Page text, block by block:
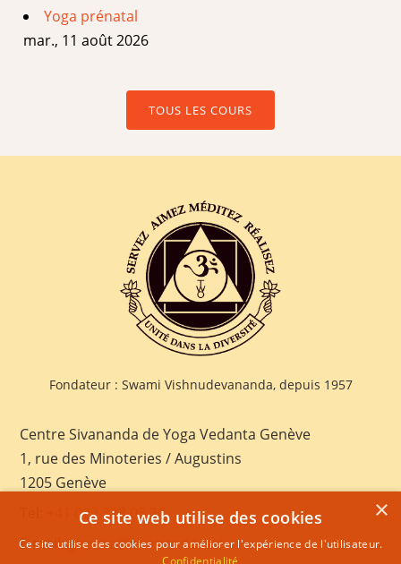
Yoga prénatal
mar., 11 août 2026
TOUS LES COURS
Fondateur : Swami Vishnudevananda, depuis 1957
Centre Sivananda de Yoga Vedanta Genève
1, rue des Minoteries / Augustins
1205 Genève
+41 022 328 03 28
E-mail:geneva@sivananda.net
×
Ce site web utilise des cookies
Ce site utilise des cookies pour améliorer l'expérience de l'utilisateur.
Confidentialité